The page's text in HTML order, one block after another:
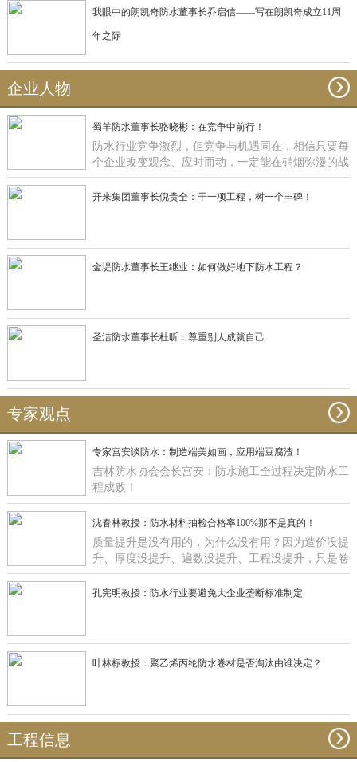
我眼中的朗凯奇防水董事长乔启信——写在朗凯奇成立11周
年之际
企业人物
蜀羊防水董事长骆晓彬：在竞争中前行！
防水行业竞争激烈，但竞争与机遇同在，相信只要每
个企业改变观念、应时而动，一定能在硝烟弥漫的战
场获得一席之地，正如蜀羊防水：一直在竞争中前
行！
开来集团董事长倪贵全：干一项工程，树一个丰碑！
金堤防水董事长王继业：如何做好地下防水工程？
圣洁防水董事长杜昕：尊重别人成就自己
专家观点
专家宫安谈防水：制造端美如画，应用端豆腐渣！
吉林防水协会会长宫安：防水施工全过程决定防水工
程成败！
沈春林教授：防水材料抽检合格率100%那不是真的！
质量提升是没有用的，为什么没有用？因为造价没提
升、厚度没提升、遍数没提升、工程没提升，只是卷
材在那里提升有什么用啊？
孔宪明教授：防水行业要避免大企业垄断标准制定
叶林标教授：聚乙烯丙纶防水卷材是否淘汰由谁决定？
工程信息